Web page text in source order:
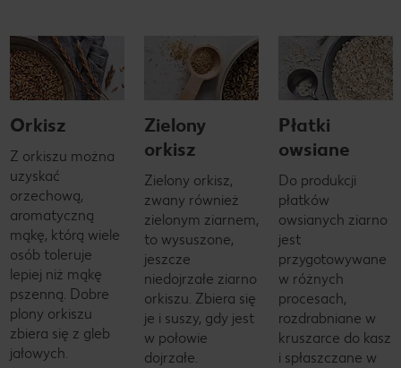
Orkisz
Z orkiszu można
uzyskać
orzechową,
aromatyczną
mąkę, którą wiele
osób toleruje
lepiej niż mąkę
pszenną. Dobre
plony orkiszu
zbiera się z gleb
jałowych.
Zielony
orkisz
Zielony orkisz,
zwany również
zielonym ziarnem,
to wysuszone,
jeszcze
niedojrzałe ziarno
orkiszu. Zbiera się
je i suszy, gdy jest
w połowie
dojrzałe.
Płatki
owsiane
Do produkcji
płatków
owsianych ziarno
jest
przygotowywane
w różnych
procesach,
rozdrabniane w
kruszarce do kasz
i spłaszczane w